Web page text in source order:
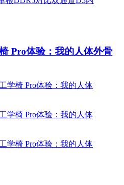
Pro体验：我的人体外骨